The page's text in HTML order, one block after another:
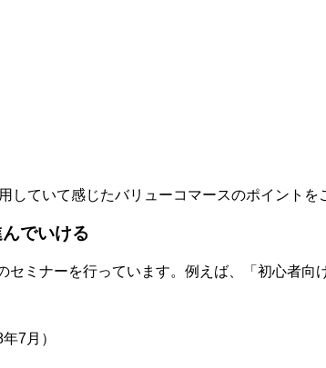
していて感じたバリューコマースのポイントを
でいける
ミナーを行っています。例えば、「初心者
7月）